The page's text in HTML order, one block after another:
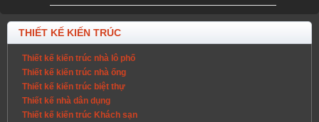
THIẾT KẾ KIẾN TRÚC
Thiết kế kiến trúc nhà lô phố
Thiết kế kiến trúc nhà ống
Thiết kế kiến trúc biệt thự
Thiết kế nhà dân dụng
Thiết kế kiến trúc Khách sạn